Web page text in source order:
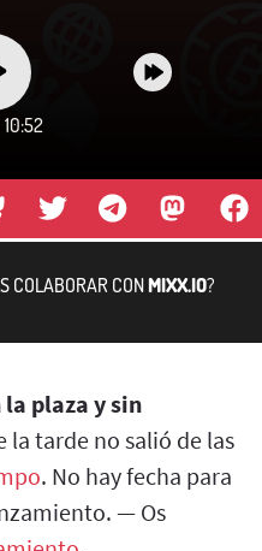
10:52
COLABORAR CONMIXX.IO?
la plaza y sin
la tarde no salió de las
. No hay fecha para
— Os